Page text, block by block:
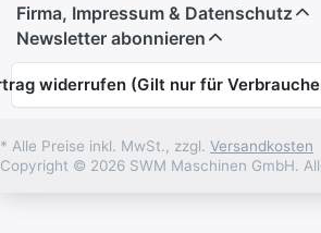
Firma, Impressum & Datenschutz
Newsletter abonnieren
widerrufen (Gilt nur für
* Alle Preise inkl. MwSt., zzgl. Versandkosten
Copyright © 2026 SWM Maschinen GmbH.